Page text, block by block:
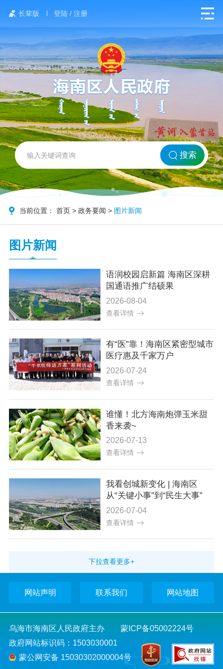
长辈版 登陆 / 注册
网站首页
北方海南
政务要闻
党务公开
政务公开
政务服务
互动交流
数据发布
搜索
当前位置：首页 >政务要闻 > 图片新闻
图片新闻
语润校园启新篇 海南区深耕
国通语推广结硕果
2026-08-04
查看详情
有“医”靠！海南区紧密型城市
医疗惠及千家万户
2026-07-24
查看详情
谁懂！北方海南炮弹玉米甜
香来袭~
2026-07-13
查看详情
我看创城新变化 | 海南区
从“关键小事”到“民生大事”
2026-07-04
查看详情
下拉查看更多+
网站声明 联系我们 网站地图
乌海市海南区人民政府主办 蒙ICP备05002224号
政府网站标识码：1503030001
蒙公网安备 15030302000004号